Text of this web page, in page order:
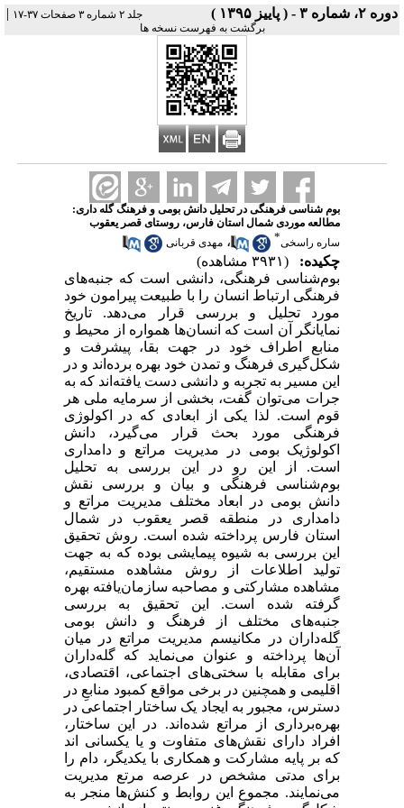
دوره ۲، شماره ۳ - ( پاییز ۱۳۹۵ ) جلد ۲ شماره ۳ صفحات ۳۷-۱۷ |
برگشت به فهرست نسخه ها
بوم شناسی فرهنگی در تحلیل دانش بومی و فرهنگ گله داری:
مطالعه موردی شمال استان فارس، روستای قصر یعقوب
ساره راسخی* ، مهدی قربانی
چکیده:
(۳۹۳۱ مشاهده)
بوم‌شناسی فرهنگی، دانشی است که جنبه‌های
فرهنگی ارتباط انسان را با طبیعت پیرامون خود
مورد تحلیل و بررسی قرار می‌دهد. تاریخ
نمایانگر آن است که انسان‌ها همواره از محیط و
منابع اطراف خود در جهت بقا، پیشرفت و
شکل‌گیری فرهنگ و تمدن خود بهره برده‌اند و در
این مسیر به تجربه و دانشی دست یافته‌اند که به
جرات می‌توان گفت، بخشی از سرمایه ملی هر
قوم است. لذا یکی از ابعادی که در اکولوژی
فرهنگی مورد بحث قرار می‌گیرد، دانش
اکولوژیک بومی در مدیریت مراتع و دامداری
است. از این رو در این بررسی به تحلیل
بوم‌شناسی فرهنگی و بیان و بررسی نقش
دانش بومی در ابعاد مختلف مدیریت مراتع و
دامداری در منطقه قصر یعقوب در شمال
استان فارس پرداخته شده است. روش تحقیق
این بررسی به شیوه پیمایشی بوده که به جهت
تولید اطلاعات از روش مشاهده مستقیم،
مشاهده مشارکتی و مصاحبه سازمان‌یافته بهره
گرفته شده است. این تحقیق به بررسی
جنبه‌های مختلف از فرهنگ و دانش بومی
گله‌داران در مکانیسم مدیریت مراتع در میان
آن‌ها پرداخته و عنوان می‌نماید که گله‌داران
برای مقابله با سختی‌های اجتماعی، اقتصادی،
اقلیمی و همچنین در برخی مواقع کمبود منابعِ در
دسترس، مجبور به ایجاد یک ساختار اجتماعی در
بهره‌برداری از مراتع شده‌اند. در این ساختار،
افراد دارای نقش‌های متفاوت و یا یکسانی ‏اند
که بر پایه مشارکت و همکاری با یکدیگر، دام را
برای مدتی مشخص در عرصه مرتع مدیریت
می‌نمایند. مجموع این روابط و کنش‌ها منجر به